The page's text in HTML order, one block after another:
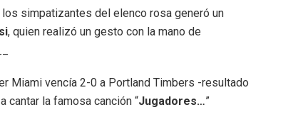
simpatizantes del elenco rosa generó un
, quien realizó un gesto con la mano de
Miami vencía 2-0 a Portland Timbers -resultado
cantar la famosa canción “Jugadores…”